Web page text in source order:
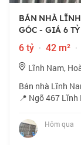
BÁN NHÀ
GÓC - GIÁ 6 TỶ
6 tỷ · 42 m² ·
Lĩnh Nam,
Bán nhà Lĩnh
📍 Ngõ 467
Nhỉnh 6 tỷ. 📜 Sổ
Hôm qua